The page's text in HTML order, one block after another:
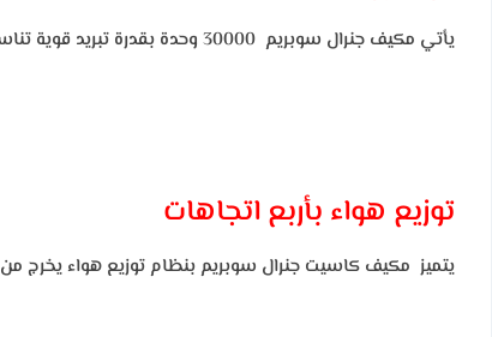
يأتي مكيف جنرال سوبريم 30000 وحدة بقدرة تبريد قوية تناسب المساحات الكبيرة، مثل المكاتب والمحلات والصالات. هذه السعة تساعد على خفض درجة الحرارة بسرعة حتى في الأجواء الحارة.
توزيع هواء بأربع اتجاهات
يتميز مكيف كاسيت جنرال سوبريم بنظام توزيع هواء يخرج من 4 جهات داخلية، مما يساعد على نشر البرودة بشكل متساوي في جميع أركان المكان، ويقلل من وجود مناطق غير مغطاة بالهواء البارد.